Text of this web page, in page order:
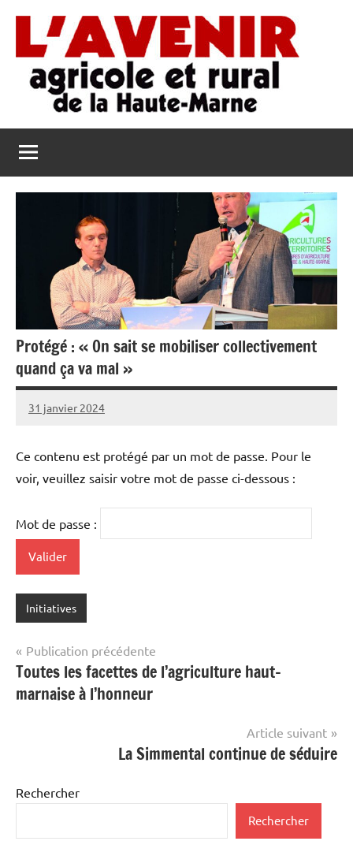
contenu
L'Avenir
Agricole
et
Haute-
Marne
et
Rural
Protégé : « On sait se mobiliser collectivement
quand ça va mal »
31 janvier 2024
L'Avenir
et
Rural
Ce contenu est protégé par un mot de passe. Pour le
voir, veuillez saisir votre mot de passe ci-dessous :
Mot de passe :
Initiatives
Navigation
de
l’article
Publication précédente
Toutes les facettes de l’agriculture haut-
marnaise à l’honneur
Article suivant
La Simmental continue de séduire
Rechercher
Rechercher